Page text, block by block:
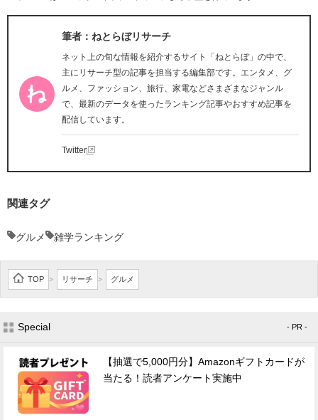
筆者：ねとらぼリサーチ
ネット上の旬な情報を紹介するサイト「ねとらぼ」の中で、
主にリサーチ型の記事を担当する編集部です。エンタメ、グ
ルメ、ファッション、旅行、家電などさまざまなジャンル
で、最新のデータを使ったランキング記事やおすすめ記事を
配信しています。
Twitter
関連タグ
グルメ 雑学ランキング
TOP > リサーチ > グルメ
Special - PR -
【抽選で5,000円分】Amazonギフトカードが
当たる！読者アンケート実施中